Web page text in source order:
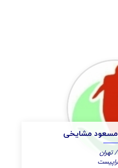
مسعود مشایخی
تهران